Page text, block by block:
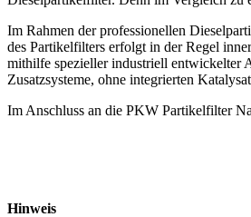
Im Rahmen der professionellen
des Partikelfilters erfolgt in der Regel
mithilfe spezieller industriell entwickelter
Zusatzsysteme, ohne integrierten
Im Anschluss an die PKW Partikelfilter
Hinweis